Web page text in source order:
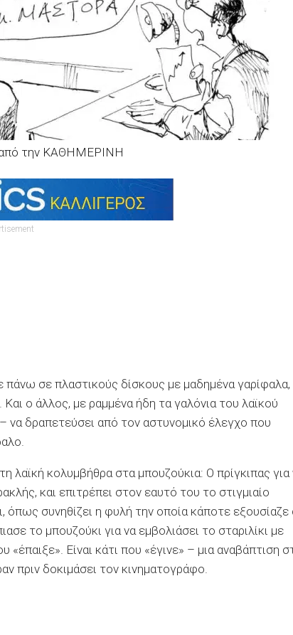
την ΚΑΘΗΜΕΡΙΝΗ
σε πλαστικούς δίσκους με μαδημένα γαρίφαλα,
ο άλλος, με ραμμένα ήδη τα γαλόνια του λαϊκού
να δραπετεύσει από τον αστυνομικό έλεγχο που
λαϊκή κολυμβήθρα στα μπουζούκια: Ο πρίγκιπας για
και επιτρέπει στον εαυτό του το στιγμιαίο
όπως συνηθίζει η φυλή την οποία κάποτε εξουσίαζε
το μπουζούκι για να εμβολιάσει το σταριλίκι με
Είναι κάτι που «έγινε» – μια αναβάπτιση
πριν δοκιμάσει τον κινηματογράφο.